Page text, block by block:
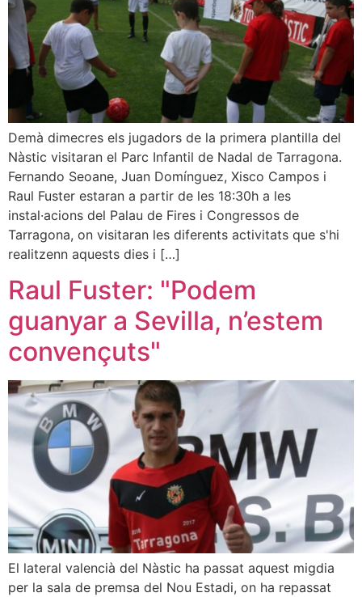
Demà dimecres els jugadors de la primera plantilla del
Nàstic visitaran el Parc Infantil de Nadal de Tarragona.
Fernando Seoane, Juan Domínguez, Xisco Campos i
Raul Fuster estaran a partir de les 18:30h a les
instal·acions del Palau de Fires i Congressos de
Tarragona, on visitaran les diferents activitats que s'hi
realitzenn aquests dies i […]
Raul Fuster: "Podem
guanyar a Sevilla, n’estem
convençuts"
El lateral valencià del Nàstic ha passat aquest migdia
per la sala de premsa del Nou Estadi, on ha repassat